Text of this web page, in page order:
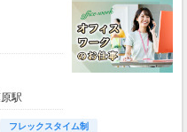
￣￣￣
￣￣￣
駅
フレックスタイム制